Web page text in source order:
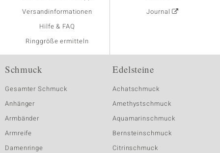
Versandinformationen
Hilfe & FAQ
Ringgröße ermitteln
Journal
Schmuck
Gesamter Schmuck
Anhänger
Armbänder
Armreife
Damenringe
Edelsteine
Achatschmuck
Amethystschmuck
Aquamarinschmuck
Bernsteinschmuck
Citrinschmuck